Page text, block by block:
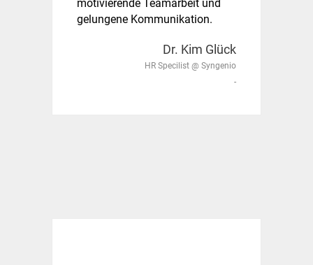
motivierende Teamarbeit und
gelungene Kommunikation.
Dr. Kim Glück
HR Specilist @ Syngenio
-